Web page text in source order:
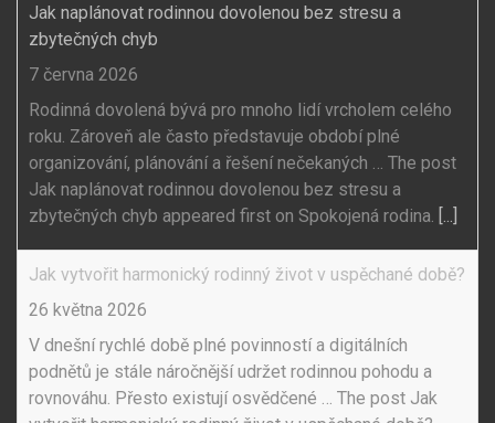
Jak naplánovat rodinnou dovolenou bez stresu a
zbytečných chyb
7 června 2026
Rodinná dovolená bývá pro mnoho lidí vrcholem celého
roku. Zároveň ale často představuje období plné
organizování, plánování a řešení nečekaných … The post
Jak naplánovat rodinnou dovolenou bez stresu a
zbytečných chyb appeared first on Spokojená rodina. [...]
Jak vytvořit harmonický rodinný život v uspěchané době?
26 května 2026
V dnešní rychlé době plné povinností a digitálních
podnětů je stále náročnější udržet rodinnou pohodu a
rovnováhu. Přesto existují osvědčené … The post Jak